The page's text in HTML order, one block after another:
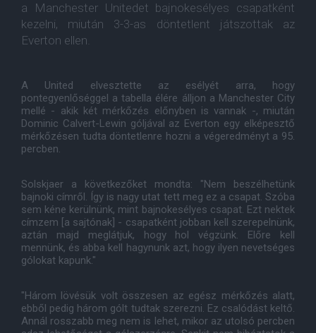
a Manchester Unitedet bajnokesélyes csapatként
kezelni, miután 3-3-as döntetlent játszottak az
Everton ellen.
A United elvesztette az esélyét arra, hogy
pontegyenlőséggel a tabella élére álljon a Manchester City
mellé - akik két mérkőzés előnyben is vannak -, miután
Dominic Calvert-Lewin góljával az Everton egy elképesztő
mérkőzésen tudta döntetlenre hozni a végeredményt a 95.
percben.
Solskjaer a következőket mondta: "Nem beszélhetünk
bajnoki címről. Így is nagy utat tett meg ez a csapat. Szóba
sem kéne kerülnünk, mint bajnokesélyes csapat. Ezt nektek
címzem [a sajtónak] - csapatként jobban kell szerepelnünk,
aztán majd meglátjuk, hogy hol végzünk. Előre kell
mennünk, és abba kell hagynunk azt, hogy ilyen nevetséges
gólokat kapunk."
"Három lövésük volt összesen az egész mérkőzés alatt,
ebből pedig három gólt tudtak szerezni. Ez csalódást keltő.
Annál rosszabb meg nem is lehet, mikor az utolsó percben